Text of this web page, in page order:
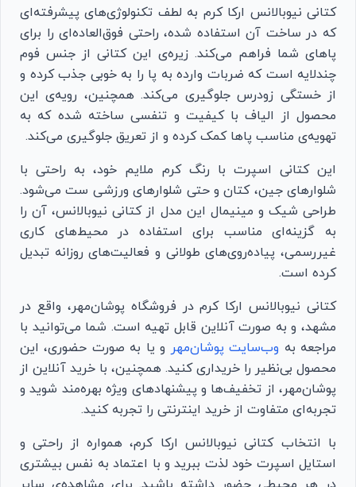
کتانی نیوبالانس ارکا کرم به لطف تکنولوژی‌های پیشرفته‌ای
که در ساخت آن استفاده شده، راحتی فوق‌العاده‌ای را برای
پاهای شما فراهم می‌کند. زیره‌ی این کتانی از جنس فوم
چندلایه است که ضربات وارده به پا را به خوبی جذب کرده و
از خستگی زودرس جلوگیری می‌کند. همچنین، رویه‌ی این
محصول از الیاف با کیفیت و تنفسی ساخته شده که به
تهویه‌ی مناسب پاها کمک کرده و از تعریق جلوگیری می‌کند.
این کتانی اسپرت با رنگ کرم ملایم خود، به راحتی با
شلوارهای جین، کتان و حتی شلوارهای ورزشی ست می‌شود.
طراحی شیک و مینیمال این مدل از کتانی نیوبالانس، آن را
به گزینه‌ای مناسب برای استفاده در محیط‌های کاری
غیررسمی، پیاده‌روی‌های طولانی و فعالیت‌های روزانه تبدیل
کرده است.
کتانی نیوبالانس ارکا کرم در فروشگاه پوشان‌مهر، واقع در
مشهد، و به صورت آنلاین قابل تهیه است. شما می‌توانید با
مراجعه به وب‌سایت پوشان‌مهر و یا به صورت حضوری، این
محصول بی‌نظیر را خریداری کنید. همچنین، با خرید آنلاین از
پوشان‌مهر، از تخفیف‌ها و پیشنهادهای ویژه بهره‌مند شوید و
تجربه‌ای متفاوت از خرید اینترنتی را تجربه کنید.
با انتخاب کتانی نیوبالانس ارکا کرم، همواره از راحتی و
استایل اسپرت خود لذت ببرید و با اعتماد به نفس بیشتری